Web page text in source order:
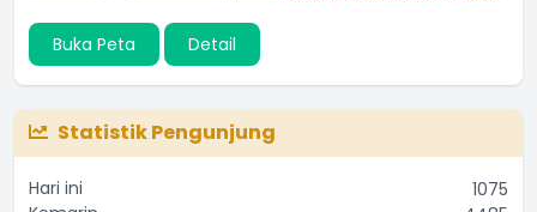
Buka Peta Detail
Statistik Pengunjung
Hari ini
1075